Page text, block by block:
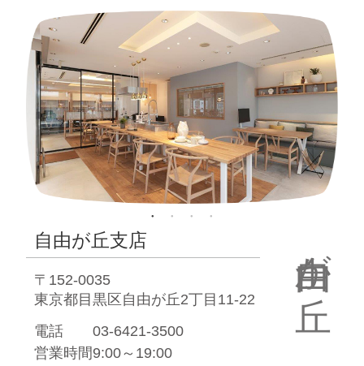
自由が丘支店
〒152-0035
東京都目黒区自由が丘2丁目11-22
電話
03-6421-3500
営業時間9:00～19:00
自由が丘